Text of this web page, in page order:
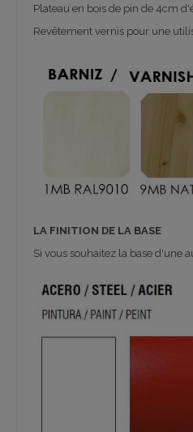
Plateau en bois de pin de 4cm
Revêtement vernis pour une
LA FINITION DE LA BASE
Si vous souhaitez la base d'une